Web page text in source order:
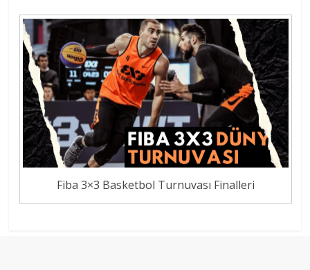
Fiba 3×3 Basketbol Turnuvası Finalleri